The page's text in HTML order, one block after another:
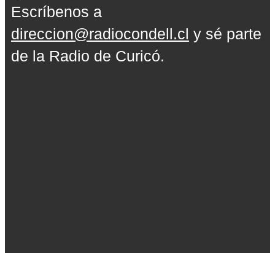
Escríbenos a
direccion@radiocondell.cl y sé parte
de la Radio de Curicó.